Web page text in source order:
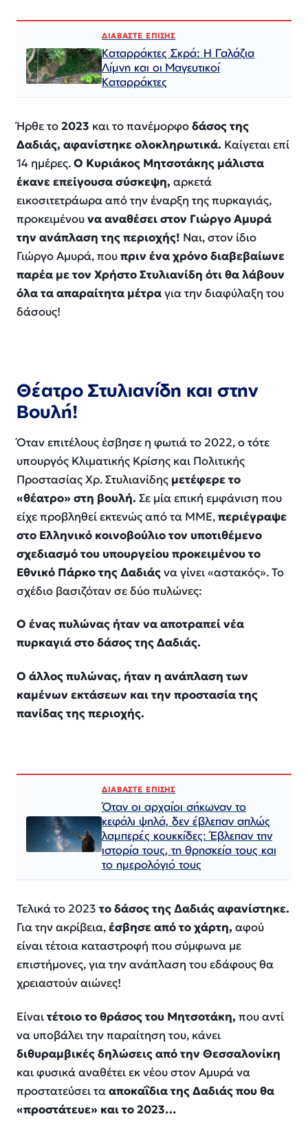
ΔΙΑΒΑΣΤΕ ΕΠΙΣΗΣ
Καταρράκτες Σκρά: Η Γαλάζια
Λίμνη και οι Μαγευτικοί
Καταρράκτες
Ήρθε το2023 και το πανέμορφοδάσος της
Δαδιάς, αφανίστηκε ολοκληρωτικά. Καίγεται επί
14 ημέρες.Ο Κυριάκος Μητσοτάκης μάλιστα
έκανε επείγουσα σύσκεψη, αρκετά
εικοσιτετράωρα από την έναρξη της πυρκαγιάς,
προκειμένουνα αναθέσει στον Γιώργο Αμυρά
την ανάπλαση της περιοχής! Ναι, στον ίδιο
Γιώργο Αμυρά, πουπριν ένα χρόνο διαβεβαίωνε
παρέα με τον Χρήστο Στυλιανίδη ότι θα λάβουν
όλα τα απαραίτητα μέτραγια την διαφύλαξη του
δάσους!
Θέατρο Στυλιανίδη και στην
Βουλή!
Όταν επιτέλους έσβησε η φωτιά το 2022, ο τότε
υπουργός Κλιµατικής Κρίσης και Πολιτικής
Προστασίας Χρ. Στυλιανίδης μετέφερε το
«θέατρο» στη βουλή. Σε μία επική εμφάνιση που
είχε προβληθεί εκτενώς από τα ΜΜΕ,περιέγραψε
στο Ελληνικό κοινοβούλιο τον υποτιθέμενο
σχεδιασµό του υπουργείου προκειµένου το
Εθνικό Πάρκο της ∆αδιάςνα γίνει «αστακός». Το
σχέδιο βασιζόταν σε δύο πυλώνες:
Ο ένας πυλώνας ήταν να αποτραπεί νέα
πυρκαγιά στο δάσος της Δαδιάς.
Ο άλλος πυλώνας, ήταν η ανάπλαση των
καμένων εκτάσεων και την προστασία της
πανίδας της περιοχής.
ΔΙΑΒΑΣΤΕ ΕΠΙΣΗΣ
Όταν οι αρχαίοι σήκωναν το
κεφάλι ψηλά, δεν έβλεπαν απλώς
λαμπερές κουκκίδες: Έβλεπαν την
ιστορία τους, τη θρησκεία τους και
το ημερολόγιό τους
Τελικά το 2023 το δάσος της ∆αδιάς αφανίστηκε.
Για την ακρίβεια,έσβησε από το χάρτη, αφού
είναι τέτοια καταστροφή που σύμφωνα με
επιστήμονες, για την ανάπλαση του εδάφους θα
χρειαστούν αιώνες!
Είναιτέτοιο το θράσος του Μητσοτάκη, που αντί
να υποβάλει την παραίτηση του, κάνει
διθυραμβικές δηλώσεις από την Θεσσαλονίκη
και φυσικά αναθέτει εκ νέου στον Αμυρά να
προστατεύσει τααποκαΐδια της Δαδιάς που θα
«προστάτευε» και το 2023…